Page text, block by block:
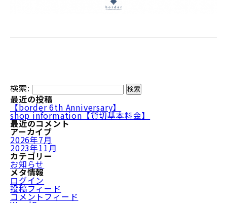
検索:
最近の投稿
【border 6th Anniversary】
shop information【貸切基本料金】
最近のコメント
アーカイブ
2026年7月
2023年11月
カテゴリー
お知らせ
メタ情報
ログイン
投稿フィード
コメントフィード